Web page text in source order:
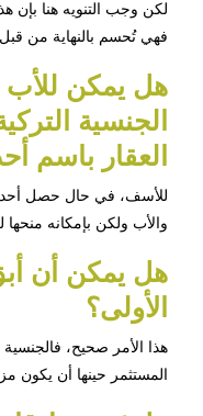
لكن وجب التنويه هنا بإن
فهي تُحسم بالنهاية من
العقار باسم
للأسف، في حال حصل أحد
والأب ولكن بإمكانه منحها
الأولى؟
هذا الأمر صحيح، فالجنسية
المستثمر حينها أن يكون